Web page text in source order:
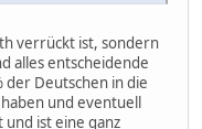
verrückt ist, sondern
alles entscheidende
der Deutschen in die
und eventuell
und ist eine ganz